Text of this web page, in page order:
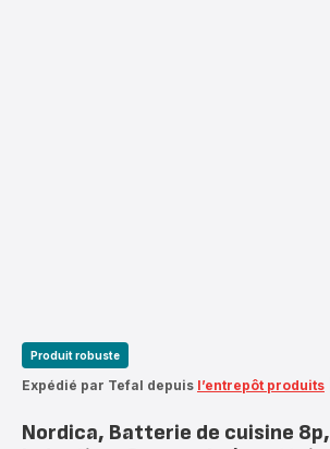
Produit robuste
Expédié par Tefal depuis l’entrepôt produits
Nordica, Batterie de cuisine